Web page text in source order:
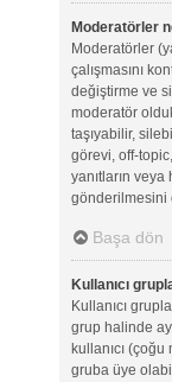
Moderatörler
Moderatörler
çalışmasını
değiştirme ve
moderatör
taşıyabilir,
görevi, off-
yanıtların
gönderilmesini
Başa dön
Kullanıcı
Kullanıcı
grup halinde
kullanıcı
gruba üye